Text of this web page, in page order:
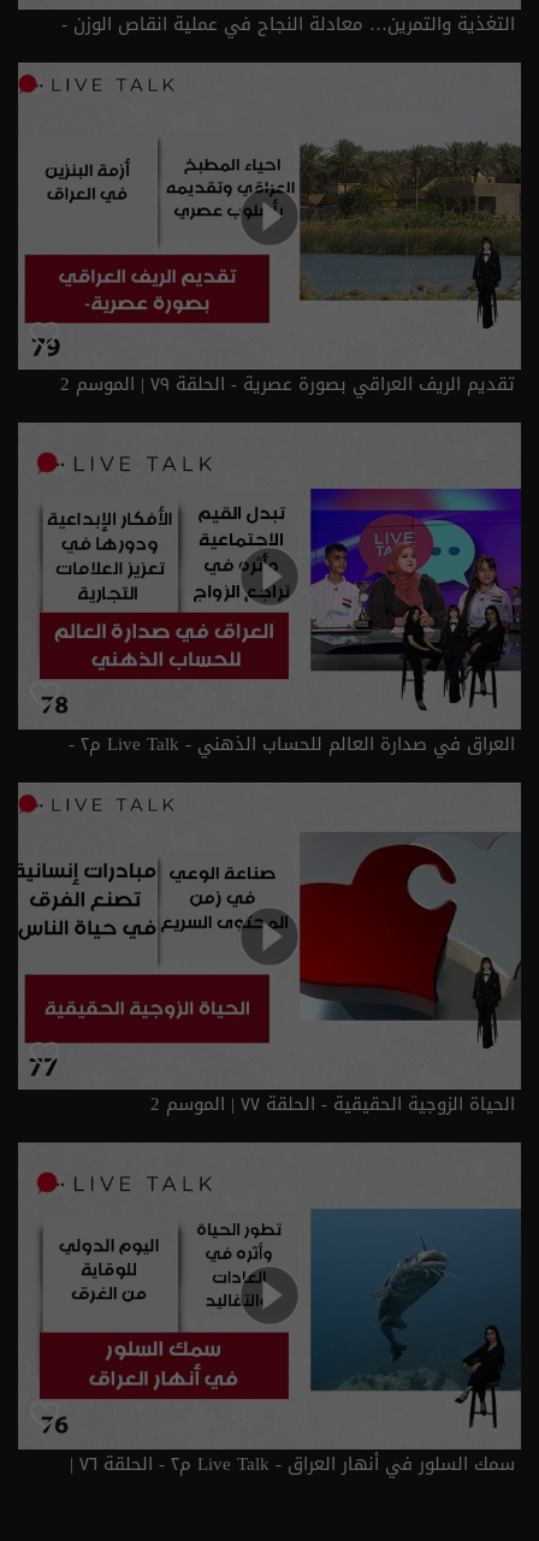
التغذية والتمرين… معادلة النجاح في عملية انقاص الوزن -
الحلقة ٨٠ | الموسم 2
تقديم الريف العراقي بصورة عصرية - الحلقة ٧٩ | الموسم 2
العراق في صدارة العالم للحساب الذهني - Live Talk م٢ -
الحلقة ٧٨ | الموسم 2
الحياة الزوجية الحقيقية - الحلقة ٧٧ | الموسم 2
سمك السلور في أنهار العراق - Live Talk م٢ - الحلقة ٧٦ |